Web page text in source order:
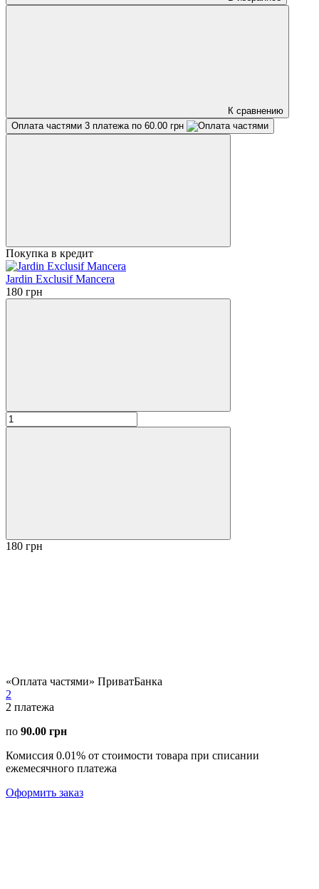
К сравнению
Оплата частями 3 платежа по 60.00 грн
Покупка в кредит
Jardin Exclusif Mancera
180 грн
180 грн
«Оплата частями» ПриватБанка
2
2 платежа
по 90.00 грн
Комиссия 0.01% от стоимости товара при списании
ежемесячного платежа
Оформить заказ